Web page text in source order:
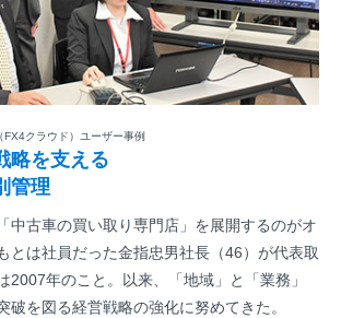
クラウド）ユーザー事例
略を支える
管理
中古車の買い取り専門店」を展開するのがオ
とは社員だった金指忠男社長（46）が代表取
2007年のこと。以来、「地域」と「業務」
破を図る経営戦略の強化に努めてきた。